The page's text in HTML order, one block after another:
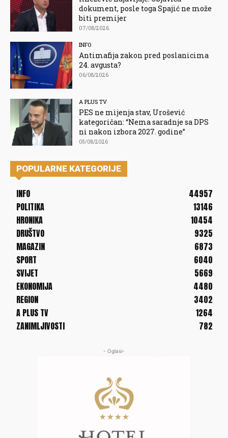
dokument, posle toga Spajić ne može
biti premijer
07/08/2026
INFO
Antimafija zakon pred poslanicima
24. avgusta?
06/08/2026
A PLUS TV
PES ne mijenja stav, Urošević
kategoričan: “Nema saradnje sa DPS
ni nakon izbora 2027. godine”
05/08/2026
POPULARNE KATEGORIJE
INFO
44957
POLITIKA
13146
HRONIKA
10454
DRUŠTVO
9325
MAGAZIN
6873
SPORT
6040
SVIJET
5669
EKONOMIJA
4480
REGION
3402
A PLUS TV
1264
ZANIMLJIVOSTI
782
- Oglasi-